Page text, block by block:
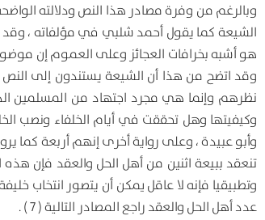
وبالرغم من وفرة مصادر هذا النص ودلالته
الشيعة كما يقول أحمد شلبي في مؤلفاته ،
هو أشبه بخرافات العجائز وعلى العموم إن
وقد اتضح من هذا أن الشيعة يستندون إلى
نظرهم وإنما هي مجرد اجتهاد من المسلمين
وكيفيتها وهل تحققت في أيام الخلفاء ونصب
وأبو عبيدة ، وعلى رواية أخرى إنهم أربعة
تنعقد ببيعة اثنين من أهل الحل والعقد فإن
وتطبيقيا فإنه لا عاقل يمكن أن يتصور انتخاب
عدد أهل الحل والعقد راجع المصادر التالية ( 7 ) .